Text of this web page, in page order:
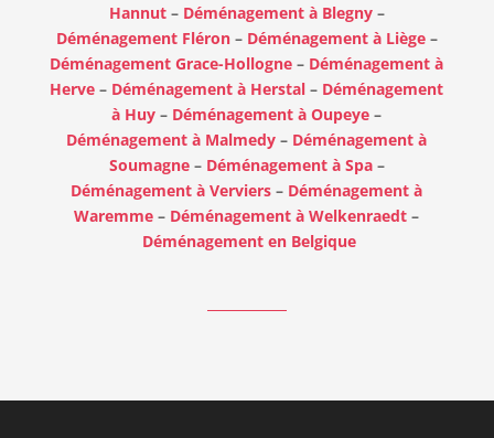
Hannut– Déménagement à Blegny–
Déménagement Fléron– Déménagement à Liège–
Déménagement Grace-Hollogne – Déménagement à
Herve – Déménagement à Herstal – Déménagement
à Huy – Déménagement à Oupeye –
Déménagement à Malmedy – Déménagement à
Soumagne– Déménagement à Spa–
Déménagement à Verviers – Déménagement à
Waremme – Déménagement à Welkenraedt –
Déménagement en Belgique